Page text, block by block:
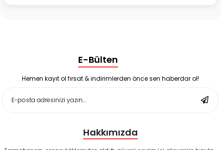
Enterogermina Family 5 ml 20 Flakon
Deep Flex Stres Azaltıcı ve Enerji Dengeleyici Topraklama
Matı Set 40x60 cm
Deep Flex Stres Azaltıcı ve Enerji Dengeleyici Topraklama
E-Bülten
Hemen kayıt ol fırsat & indirimlerden önce sen haberdar ol!
Hakkımızda